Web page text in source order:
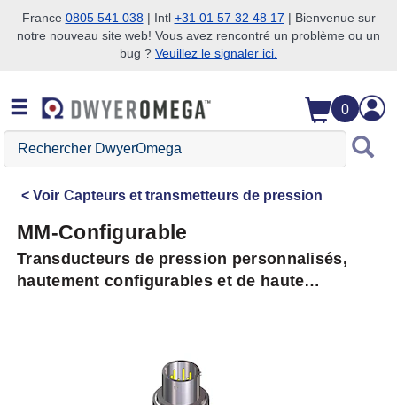
Passer à la recherche
Passer au contenu principal
Passer à la navigation
France 0805 541 038| Intl +31 01 57 32 48 17 | Bienvenue sur
notre nouveau site web! Vous avez rencontré un problème ou un
bug ? Veuillez le signaler ici.
0
Rechercher
DwyerOmega
Voir Capteurs et transmetteurs de pression
MM-Configurable
Transducteurs de pression personnalisés,
hautement configurables et de haute